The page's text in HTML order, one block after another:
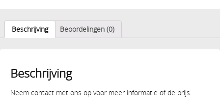
Beschrijving Beoordelingen (0)
Beschrijving
Neem contact met ons op voor meer informatie of de prijs.